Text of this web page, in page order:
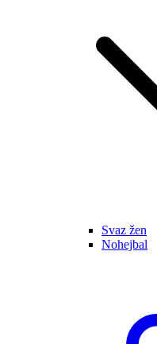
Svaz žen
Nohejbal